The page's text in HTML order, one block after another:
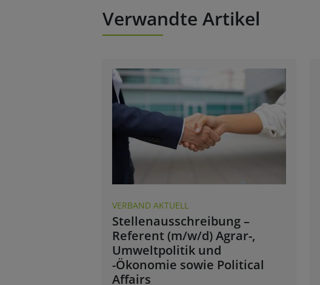
Verwandte Artikel
VERBAND AKTUELL
Stellenausschreibung –
Referent (m/w/d) Agrar-,
Umweltpolitik und
-Ökonomie sowie Political
Affairs